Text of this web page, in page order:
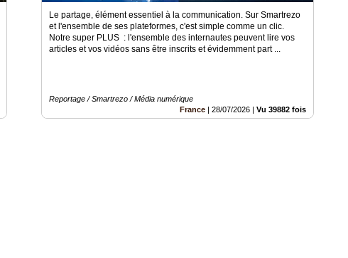
Le partage, élément essentiel à la communication. Sur Smartrezo
et l'ensemble de ses plateformes, c'est simple comme un clic.
Notre super PLUS : l'ensemble des internautes peuvent lire vos
articles et vos vidéos sans être inscrits et évidemment part ...
Reportage / Smartrezo / Média numérique
France | 28/07/2026 | Vu 39882 fois